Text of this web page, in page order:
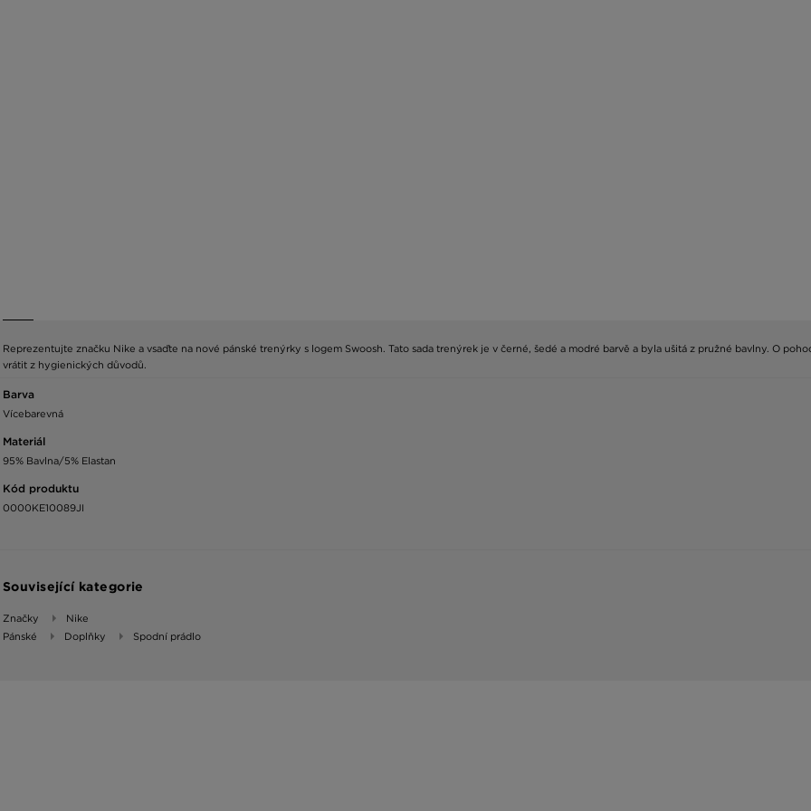
Reprezentujte značku Nike a vsaďte na nové pánské trenýrky s logem Swoosh. Tato sada trenýrek je v černé, šedé a modré barvě a byla ušitá z pružné bavlny. O
vrátit z hygienických důvodů.
Barva
Vícebarevná
Materiál
95% Bavlna/5% Elastan
Kód produktu
0000KE10089JI
Související kategorie
Značky
Nike
Pánské
Doplňky Spodní prádlo